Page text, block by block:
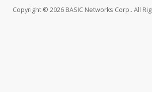
Copyright © 2026 BASIC Networks Corp.. All